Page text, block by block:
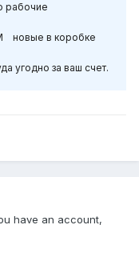
рабочие
RM новые в коробке
угодно за ваш счет.
have an account,